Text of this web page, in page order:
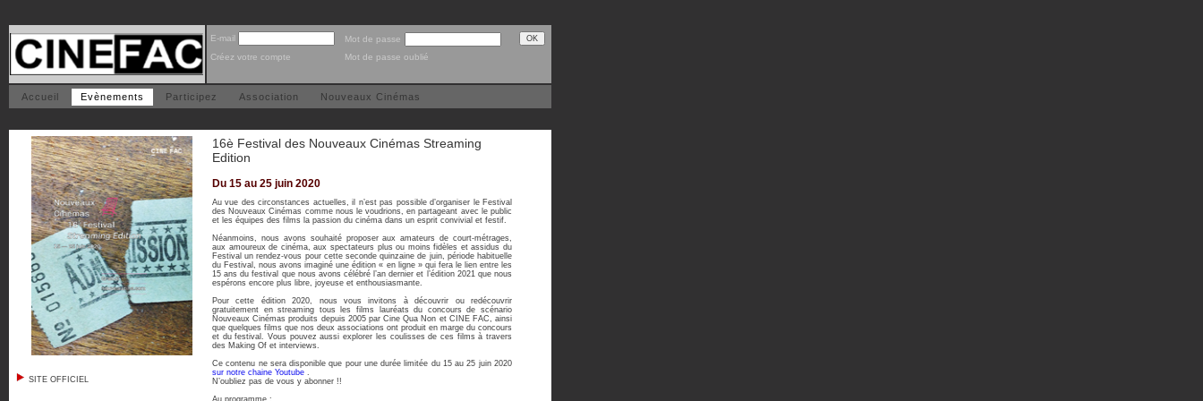
E-mail
Mot de passe
Créez votre compte
Mot de passe oublié
Accueil Evènements Participez Association Nouveaux Cinémas
SITE OFFICIEL
16è Festival des Nouveaux Cinémas Streaming
Edition
Du 15 au 25 juin 2020
Au vue des circonstances actuelles, il n’est pas possible d’organiser le Festival
des Nouveaux Cinémas comme nous le voudrions, en partageant avec le public
et les équipes des films la passion du cinéma dans un esprit convivial et festif.
Néanmoins, nous avons souhaité proposer aux amateurs de court-métrages,
aux amoureux de cinéma, aux spectateurs plus ou moins fidèles et assidus du
Festival un rendez-vous pour cette seconde quinzaine de juin, période habituelle
du Festival, nous avons imaginé une édition « en ligne » qui fera le lien entre les
15 ans du festival que nous avons célébré l’an dernier et l’édition 2021 que nous
espérons encore plus libre, joyeuse et enthousiasmante.
Pour cette édition 2020, nous vous invitons à découvrir ou redécouvrir
gratuitement en streaming tous les films lauréats du concours de scénario
Nouveaux Cinémas produits depuis 2005 par Cine Qua Non et CINE FAC, ainsi
que quelques films que nos deux associations ont produit en marge du concours
et du festival. Vous pouvez aussi explorer les coulisses de ces films à travers
des Making Of et interviews.
Ce contenu ne sera disponible que pour une durée limitée du 15 au 25 juin 2020
sur notre chaine Youtube .
N’oubliez pas de vous y abonner !!
Au programme :